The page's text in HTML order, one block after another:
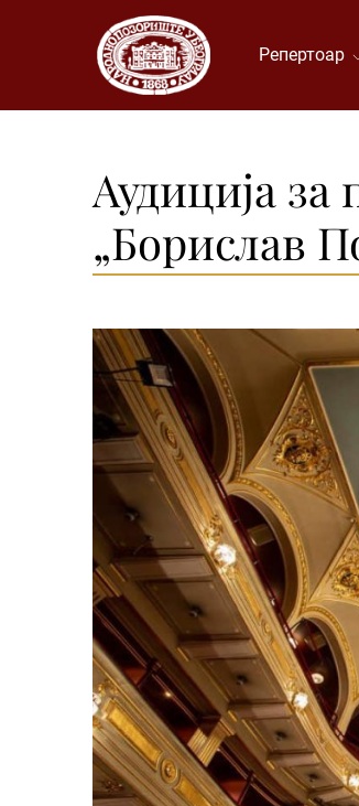
Репертоар
Аудиција за
„Борислав